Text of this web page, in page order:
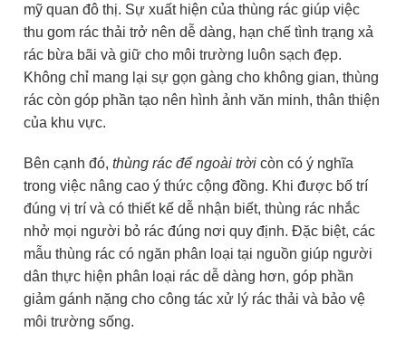
mỹ quan đô thị. Sự xuất hiện của thùng rác giúp việc
thu gom rác thải trở nên dễ dàng, hạn chế tình trạng xả
rác bừa bãi và giữ cho môi trường luôn sạch đẹp.
Không chỉ mang lại sự gọn gàng cho không gian, thùng
rác còn góp phần tạo nên hình ảnh văn minh, thân thiện
của khu vực.
Bên cạnh đó, thùng rác để ngoài trời còn có ý nghĩa
trong việc nâng cao ý thức cộng đồng. Khi được bố trí
đúng vị trí và có thiết kế dễ nhận biết, thùng rác nhắc
nhở mọi người bỏ rác đúng nơi quy định. Đặc biệt, các
mẫu thùng rác có ngăn phân loại tại nguồn giúp người
dân thực hiện phân loại rác dễ dàng hơn, góp phần
giảm gánh nặng cho công tác xử lý rác thải và bảo vệ
môi trường sống.